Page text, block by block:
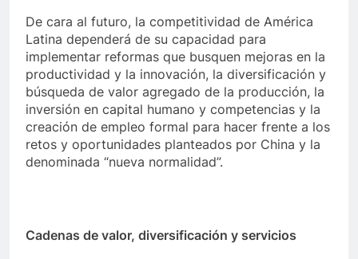
De cara al futuro, la competitividad de América
Latina dependerá de su capacidad para
implementar reformas que busquen mejoras en la
productividad y la innovación, la diversificación y
búsqueda de valor agregado de la producción, la
inversión en capital humano y competencias y la
creación de empleo formal para hacer frente a los
retos y oportunidades planteados por China y la
denominada “nueva normalidad”.
Cadenas de valor, diversificación y servicios